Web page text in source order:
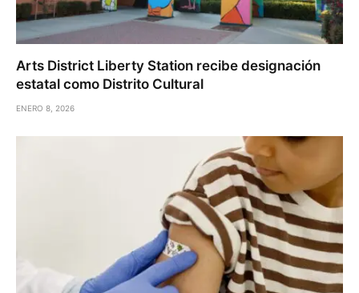
Arts District Liberty Station recibe designación
estatal como Distrito Cultural
ENERO 8, 2026